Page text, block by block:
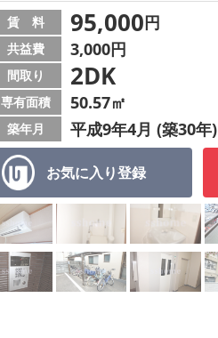
お気に入り登録
賃 料 95,000円
共益費 3,000円
間取り 2DK
専有面積 50.57㎡
築年月 平成9年4月 (築30年)